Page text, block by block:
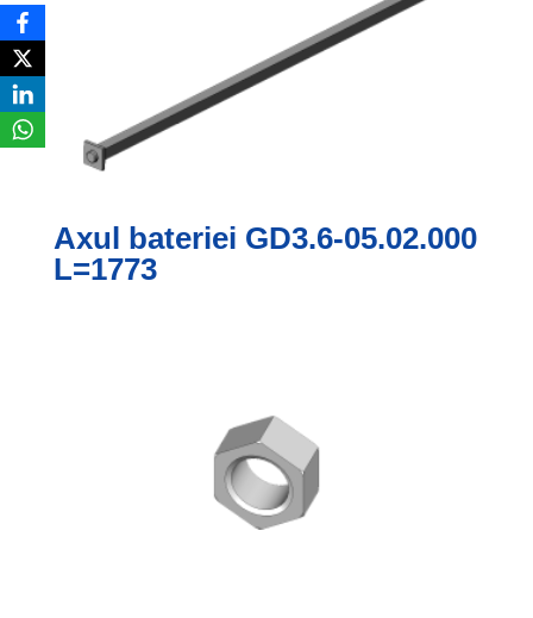
Axul bateriei GD3.6-05.02.000
L=1773